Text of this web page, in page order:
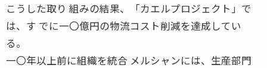
こうした取り 組みの結果、「カエルプロジェクト」で
は、す でに一〇億円の物流コスト削減を達成してい
る。
一〇年以上前に組織を統合 メルシャンには、生産部門